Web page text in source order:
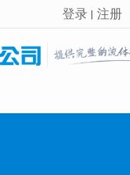
很遗憾，因您的浏览器版本过低导致无法获得最佳浏览体验，推荐下载安装谷歌浏览器！
登录 丨 注册